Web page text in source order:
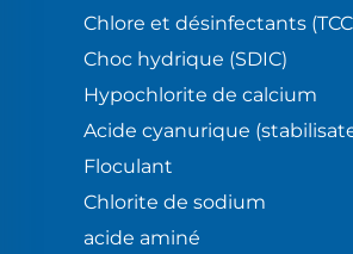
Chlore et désinfectants
Choc hydrique (SDIC)
Hypochlorite de calcium
Acide cyanurique
Floculant
Chlorite de sodium
acide aminé